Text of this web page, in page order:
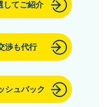
してご紹介
渉も代行
シュバック